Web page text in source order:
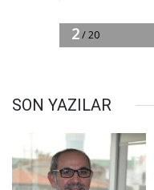
SON YAZILAR